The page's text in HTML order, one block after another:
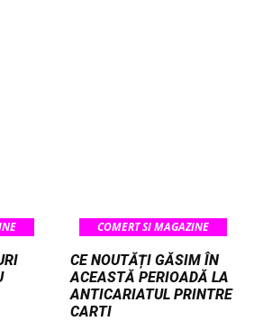
COMERT SI MAGAZINE
CE NOUTĂȚI GĂSIM ÎN
ACEASTĂ PERIOADĂ LA
ANTICARIATUL PRINTRE
CARTI